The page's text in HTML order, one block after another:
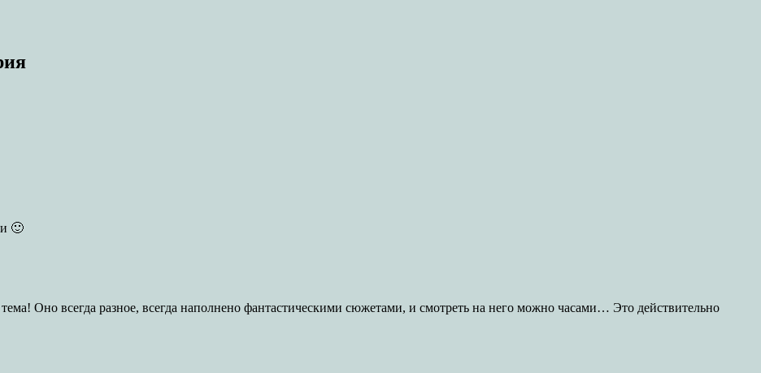
🙂
Оно всегда разное, всегда наполнено фантастическими сюжетами, и смотреть на него можно часами… Это действительно